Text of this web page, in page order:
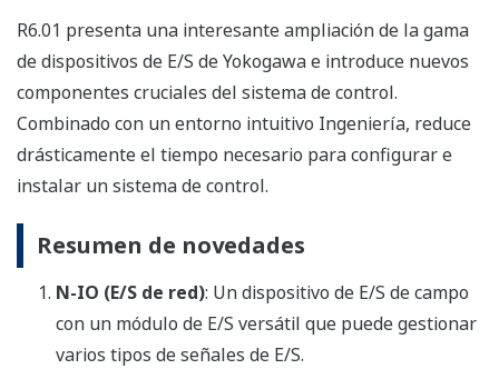
R6.01 presenta una interesante ampliación de la gama
de dispositivos de E/S de Yokogawa e introduce nuevos
componentes cruciales del sistema de control.
Combinado con un entorno intuitivo Ingeniería, reduce
drásticamente el tiempo necesario para configurar e
instalar un sistema de control.
Resumen de novedades
N-IO (E/S de red): Un dispositivo de E/S de campo
con un módulo de E/S versátil que puede gestionar
varios tipos de señales de E/S.